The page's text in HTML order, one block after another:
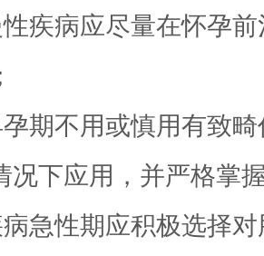
性疾病应尽量在怀孕
孕期不用或慎用有致
况下应用，并严格掌
病急性期应积极选择